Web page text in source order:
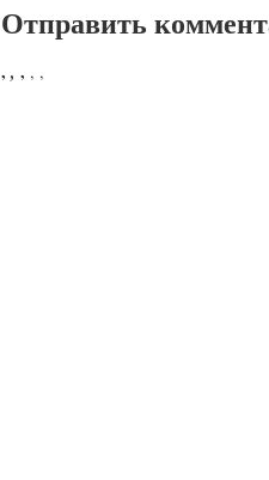
Отправить
, , , , ,